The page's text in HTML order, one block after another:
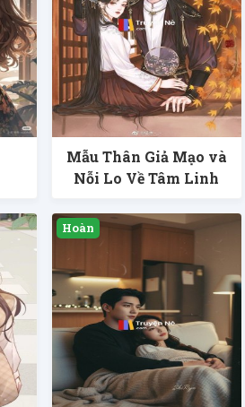
Mẫu Thân Giả Mạo và
Nỗi Lo Về Tâm Linh